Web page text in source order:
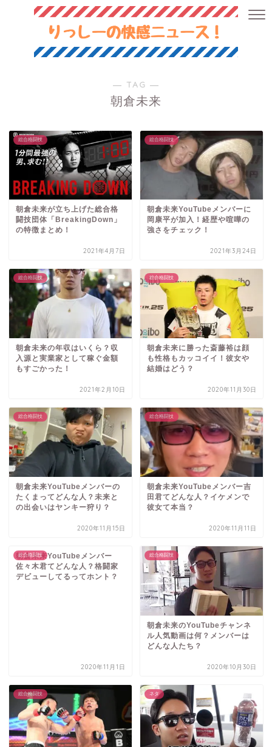
― TAG ―
朝倉未来
総合格闘技
朝倉未来が立ち上げた総合格
闘技団体「BreakingDown」
の特徴まとめ！
2021年4月7日
総合格闘技
朝倉未来YouTubeメンバーに
岡康平が加入！経歴や喧嘩の
強さをチェック！
2021年3月24日
総合格闘技
朝倉未来の年収はいくら？収
入源と実業家として稼ぐ金額
もすごかった！
2021年2月10日
総合格闘技
朝倉未来に勝った斎藤裕は顔
も性格もカッコイイ！彼女や
結婚はどう？
2020年11月30日
総合格闘技
朝倉未来YouTubeメンバーの
たくまってどんな人？未来と
の出会いはヤンキー狩り？
2020年11月15日
総合格闘技
朝倉未来YouTubeメンバー吉
田君てどんな人？イケメンで
彼女て本当？
2020年11月11日
総合格闘技
朝倉未来YouTubeメンバー
佐々木君てどんな人？格闘家
デビューしてるってホント？
2020年11月1日
総合格闘技
朝倉未来のYouTubeチャンネ
ル人気動画は何？メンバーは
どんな人たち？
2020年10月30日
総合格闘技 ネタ